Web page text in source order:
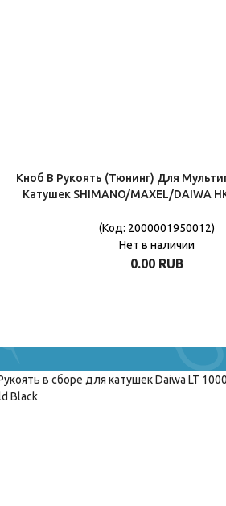
Кноб В Рукоять (тюнинг) Для
Катушек SHIMANO/MAXEL/DAIWA
(Код: 2000001950012)
Нет в наличии
0.00 RUB